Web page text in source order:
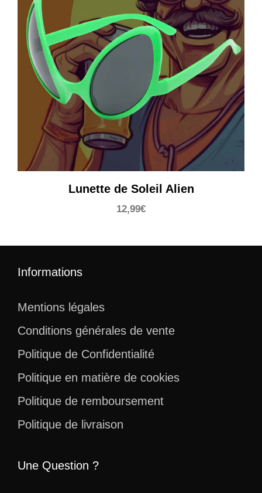
Lunette de Soleil Alien
12,99€
Informations
Mentions légales
Conditions générales de vente
Politique de Confidentialité
Politique en matière de cookies
Politique de remboursement
Politique de livraison
Une Question ?